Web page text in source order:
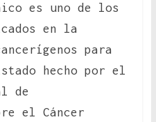
es uno de los
en la
para
hecho por el
de
el Cáncer